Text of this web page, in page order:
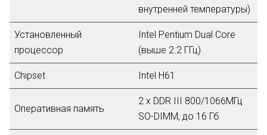
внутренней температуры)
Установленный
процессор
Intel Pentium Dual Core
(выше 2.2 ГГц)
Chipset Intel H61
Оперативная память
2 х DDR III 800/1066МГц
SO-DIMM, до 16 Гб